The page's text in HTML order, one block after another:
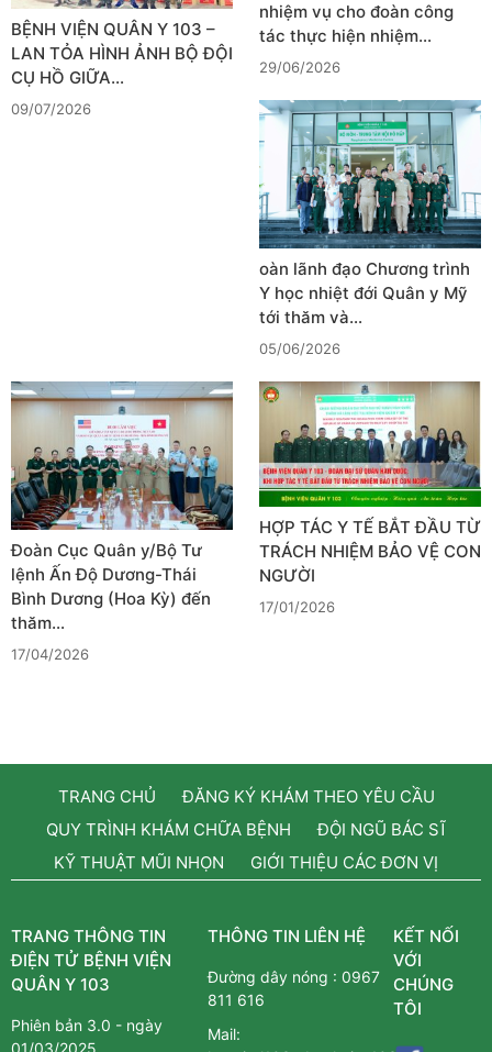
BỆNH VIỆN QUÂN Y 103 –
LAN TỎA HÌNH ẢNH BỘ ĐỘI
CỤ HỒ GIỮA…
09/07/2026
nhiệm vụ cho đoàn công
tác thực hiện nhiệm…
29/06/2026
oàn lãnh đạo Chương trình
Y học nhiệt đới Quân y Mỹ
tới thăm và…
05/06/2026
Đoàn Cục Quân y/Bộ Tư
lệnh Ấn Độ Dương-Thái
Bình Dương (Hoa Kỳ) đến
thăm…
17/04/2026
HỢP TÁC Y TẾ BẮT ĐẦU TỪ
TRÁCH NHIỆM BẢO VỆ CON
NGƯỜI
17/01/2026
TRANG CHỦ
ĐĂNG KÝ KHÁM THEO YÊU CẦU
QUY TRÌNH KHÁM CHỮA BỆNH
ĐỘI NGŨ BÁC SĨ
KỸ THUẬT MŨI NHỌN
GIỚI THIỆU CÁC ĐƠN VỊ
TRANG THÔNG TIN
ĐIỆN TỬ BỆNH VIỆN
QUÂN Y 103
Phiên bản 3.0 - ngày
01/03/2025
THÔNG TIN LIÊN HỆ
Đường dây nóng :0967
811 616
Mail:
KẾT NỐI
VỚI
CHÚNG
TÔI